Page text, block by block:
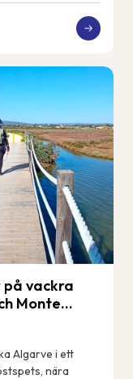
på vackra
Monte
Algarve i ett
nära